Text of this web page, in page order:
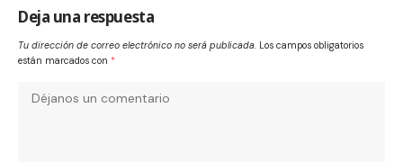
Deja una respuesta
Tu dirección de correo electrónico no será publicada. Los campos obligatorios
están marcados con *